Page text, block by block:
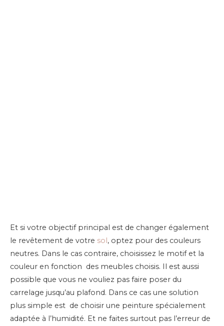
Et si votre objectif principal est de changer également
le revêtement de votre sol, optez pour des couleurs
neutres. Dans le cas contraire, choisissez le motif et la
couleur en fonction des meubles choisis. Il est aussi
possible que vous ne vouliez pas faire poser du
carrelage jusqu’au plafond. Dans ce cas une solution
plus simple est de choisir une peinture spécialement
adaptée à l’humidité. Et ne faites surtout pas l’erreur de